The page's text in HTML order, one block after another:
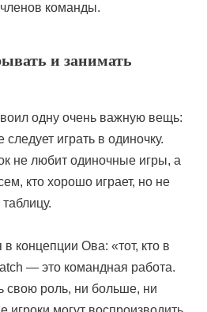
команды.
и занимать
одну очень важную вещь:
играть в одиночку.
не любит одиночные игры, а
кто хорошо играет, но не
в концепции Ова: «тот, кто в
— это командная работа.
свою роль, ни больше, ни